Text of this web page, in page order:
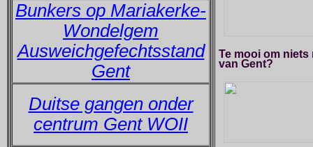
Bunkers op Mariakerke-
Wondelgem
Ausweichgefechtsstand
Gent
Duitse gangen onder
centrum Gent WOII
Te mooi om niets
van Gent?